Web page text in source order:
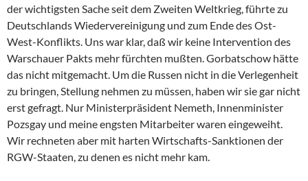
der wichtigsten Sache seit dem Zweiten Weltkrieg, führte zu
Deutschlands Wiedervereinigung und zum Ende des Ost-
West-Konflikts. Uns war klar, daß wir keine Intervention des
Warschauer Pakts mehr fürchten mußten. Gorbatschow hätte
das nicht mitgemacht. Um die Russen nicht in die Verlegenheit
zu bringen, Stellung nehmen zu müssen, haben wir sie gar nicht
erst gefragt. Nur Ministerpräsident Nemeth, Innenminister
Pozsgay und meine engsten Mitarbeiter waren eingeweiht.
Wir rechneten aber mit harten Wirtschafts-Sanktionen der
RGW-Staaten, zu denen es nicht mehr kam.